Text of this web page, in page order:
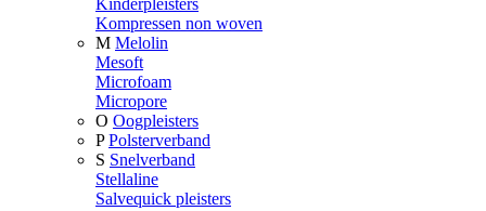
Kinderpleisters
Kompressen non woven
M Melolin
Mesoft
Microfoam
Micropore
O Oogpleisters
P Polsterverband
S Snelverband
Stellaline
Salvequick pleisters